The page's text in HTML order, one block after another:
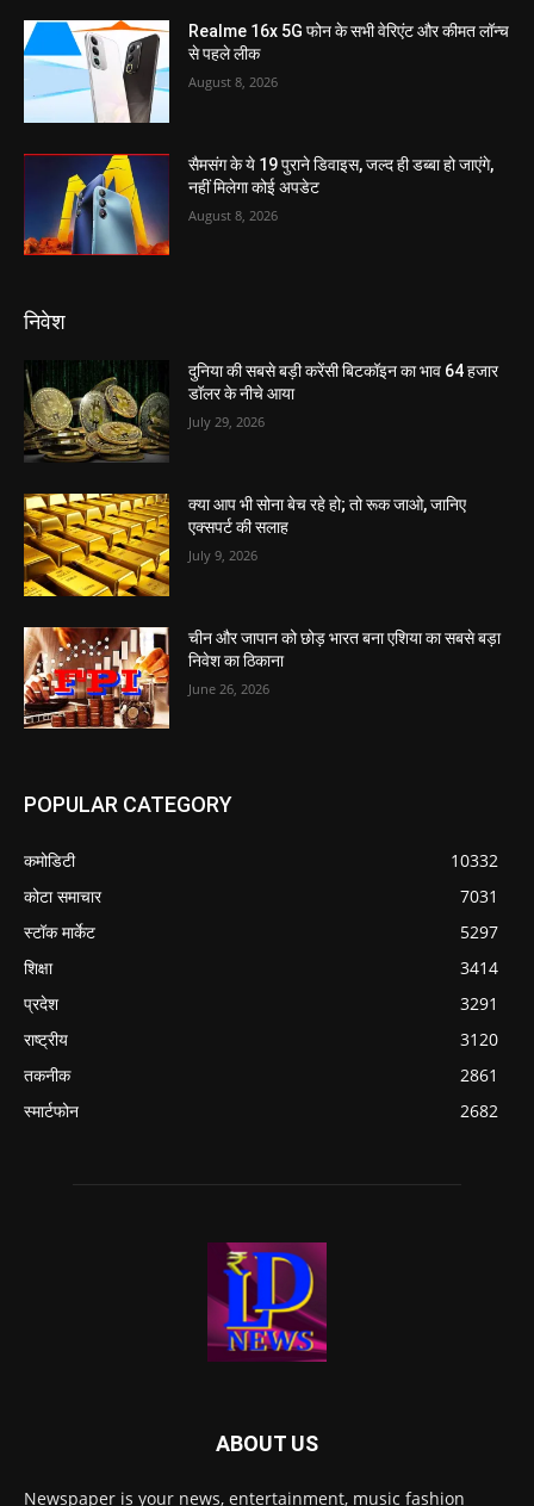
Realme 16x 5G फोन के सभी वेरिएंट और कीमत लॉन्च
से पहले लीक
August 8, 2026
सैमसंग के ये 19 पुराने डिवाइस, जल्द ही डब्बा हो जाएंगे,
नहीं मिलेगा कोई अपडेट
August 8, 2026
निवेश
दुनिया की सबसे बड़ी करेंसी बिटकॉइन का भाव 64 हजार
डॉलर के नीचे आया
July 29, 2026
क्या आप भी सोना बेच रहे हो; तो रूक जाओ, जानिए
एक्सपर्ट की सलाह
July 9, 2026
चीन और जापान को छोड़ भारत बना एशिया का सबसे बड़ा
निवेश का ठिकाना
June 26, 2026
POPULAR CATEGORY
कमोडिटी
10332
कोटा समाचार
7031
स्टॉक मार्केट
5297
शिक्षा
3414
प्रदेश
3291
राष्ट्रीय
3120
तकनीक
2861
स्मार्टफोन
2682
ABOUT US
Newspaper is your news, entertainment, music fashion